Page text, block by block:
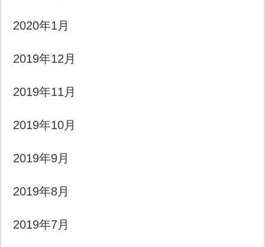
2020年1月
2019年12月
2019年11月
2019年10月
2019年9月
2019年8月
2019年7月